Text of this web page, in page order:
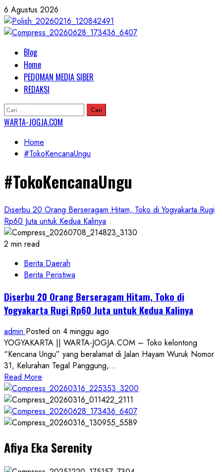
Skip
to
content
6 Agustus 2026
Primary
Menu
Blog
Home
PEDOMAN MEDIA SIBER
REDAKSI
Cari
untuk:
WARTA-JOGJA.COM
Home
#TokoKencanaUngu
#TokoKencanaUngu
Diserbu 20 Orang Berseragam Hitam, Toko di Yogyakarta Rugi
Rp60 Juta untuk Kedua Kalinya
2 min read
Berita Daerah
Berita Peristiwa
Diserbu 20 Orang Berseragam Hitam, Toko di
Yogyakarta Rugi Rp60 Juta untuk Kedua Kalinya
admin Posted on 4 minggu ago
YOGYAKARTA || WARTA-JOGJA.COM – Toko kelontong
“Kencana Ungu” yang beralamat di Jalan Hayam Wuruk Nomor
31, Kelurahan Tegal Panggung,...
Read More
more
about
Diserbu
20
Berseragam
Hitam,
Toko
Afiya Eka Serenity